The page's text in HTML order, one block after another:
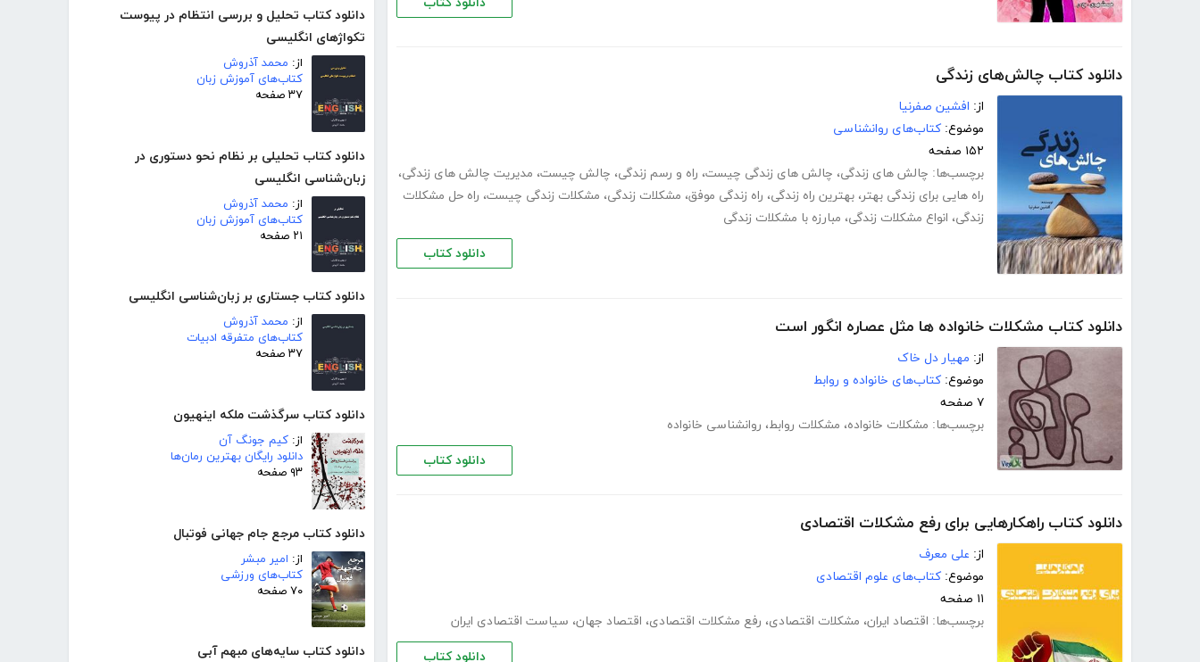
دانلود کتاب تحلیل و بررسی انتظام در پیوست
تکواژهای انگلیسی
از: محمد آذروش
کتاب‌های آموزش زبان
۳۷ صفحه
دانلود کتاب تحلیلی بر نظام نحو دستوری در
زبان‌شناسی انگلیسی
از: محمد آذروش
کتاب‌های آموزش زبان
۲۱ صفحه
دانلود کتاب جستاری بر زبان‌شناسی انگلیسی
از: محمد آذروش
کتاب‌های متفرقه ادبیات
۳۷ صفحه
دانلود کتاب سرگذشت ملکه اینهیون
از: کیم جونگ آن
دانلود رایگان بهترین رمان‌ها
۹۳ صفحه
دانلود کتاب مرجع جام جهانی فوتبال
از: امیر مبشر
کتاب‌های ورزشی
۷۰ صفحه
دانلود کتاب سایه‌های مبهم آبی
دانلود کتاب چالش‌های زندگی
از: افشین صفرنیا
موضوع: کتاب‌های روانشناسی
۱۵۲ صفحه
برچسب‌ها: چالش های زندگی، چالش های زندگی چیست، راه و رسم زندگی، چالش چیست، مدیریت چالش های زندگی،
راه هایی برای زندگی بهتر، بهترین راه زندگی، راه زندگی موفق، مشکلات زندگی، مشکلات زندگی چیست، راه حل مشکلات
زندگی، انواع مشکلات زندگی، مبارزه با مشکلات زندگی
دانلود کتاب
دانلود کتاب مشکلات خانواده ها مثل عصاره انگور است
از: مهیار دل خاک
موضوع: کتاب‌های خانواده و روابط
۷ صفحه
برچسب‌ها: مشکلات خانواده، مشکلات روابط، روانشناسی خانواده
دانلود کتاب
دانلود کتاب راهکارهایی برای رفع مشکلات اقتصادی
از: علی معرف
موضوع: کتاب‌های علوم اقتصادی
۱۱ صفحه
برچسب‌ها: اقتصاد ایران، مشکلات اقتصادی، رفع مشکلات اقتصادی، اقتصاد جهان، سیاست اقتصادی ایران
دانلود کتاب